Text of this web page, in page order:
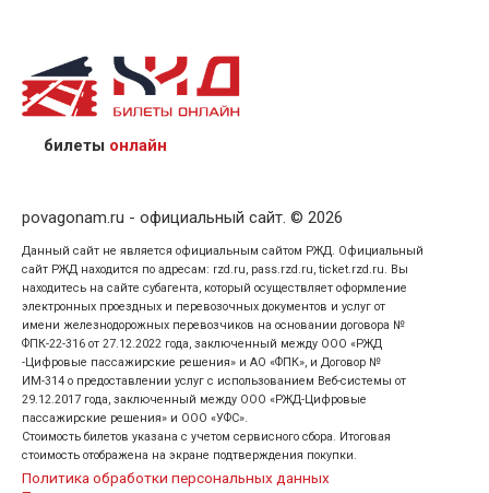
назвав кассиру 14-значный номер заказа;
предъявив удостоверение личности пассажира, на
кого оформлен билет.
билеты онлайн
povagonam.ru - официальный сайт. © 2026
Данный сайт не является официальным сайтом РЖД. Официальный
сайт РЖД находится по адресам: rzd.ru, pass.rzd.ru, ticket.rzd.ru. Вы
находитесь на сайте субагента, который осуществляет оформление
электронных проездных и перевозочных документов и услуг от
имени железнодорожных перевозчиков на основании договора №
ФПК-22-316 от 27.12.2022 года, заключенный между ООО «РЖД
-Цифровые пассажирские решения» и АО «ФПК», и Договор №
ИМ-314 о предоставлении услуг с использованием Веб-системы от
29.12.2017 года, заключенный между ООО «РЖД-Цифровые
пассажирские решения» и ООО «УФС».
Стоимость билетов указана с учетом сервисного сбора. Итоговая
стоимость отображена на экране подтверждения покупки.
Политика обработки персональных данных